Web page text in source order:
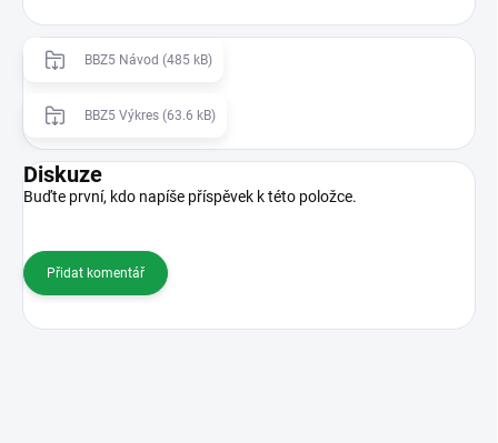
BBZ5 Návod (485 kB)
BBZ5 Výkres (63.6 kB)
Diskuze
Buďte první, kdo napíše příspěvek k této položce.
Přidat komentář